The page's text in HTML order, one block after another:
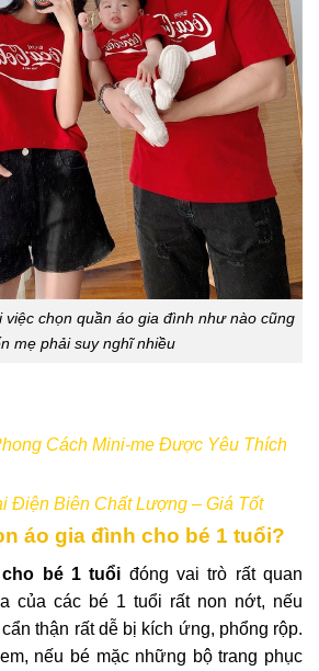
việc chọn quần áo gia đình như nào cũng
mẹ phải suy nghĩ nhiều
Cách Mini-me Được Yêu Thích
Điện Biên Chất Lượng – Giá Tốt
áo gia đình cho bé 1 tuổi?
cho bé 1 tuổi đóng vai trò rất quan
của các bé 1 tuổi rất non nớt, nếu
thận rất dễ bị kích ứng, phổng rộp.
nếu bé mặc những bộ trang phục